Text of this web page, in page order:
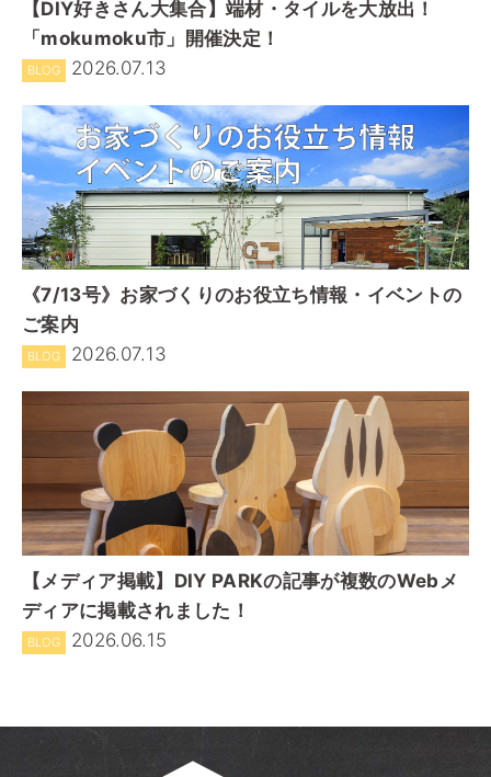
【DIY好きさん大集合】端材・タイルを大放出！
「mokumoku市」開催決定！
BLOG 2026.07.13
《7/13号》お家づくりのお役立ち情報・イベントの
ご案内
BLOG 2026.07.13
【メディア掲載】DIY PARKの記事が複数のWebメ
ディアに掲載されました！
BLOG 2026.06.15